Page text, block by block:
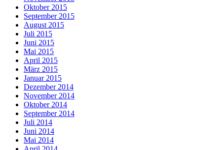
Oktober 2015
September 2015
August 2015
Juli 2015
Juni 2015
Mai 2015
April 2015
März 2015
Januar 2015
Dezember 2014
November 2014
Oktober 2014
September 2014
Juli 2014
Juni 2014
Mai 2014